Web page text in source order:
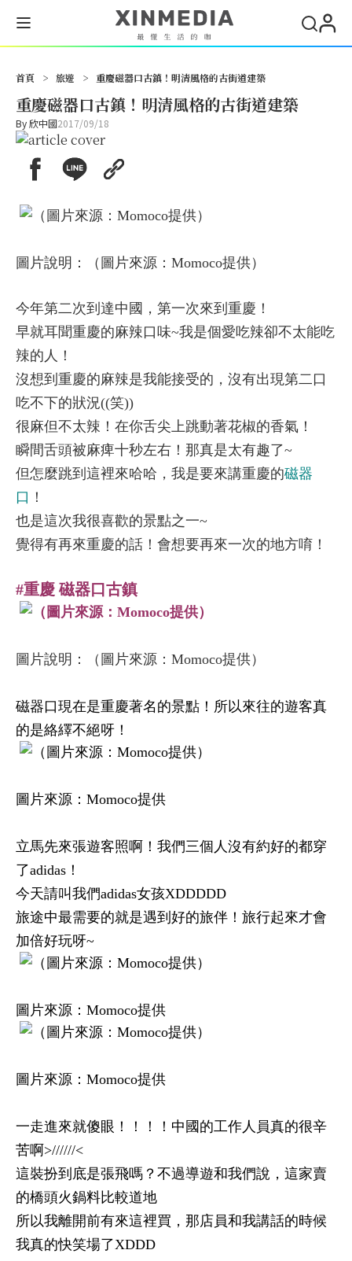
首頁 > 旅遊 > 重慶磁器口古鎮！明清風格的古街道建築
重慶磁器口古鎮！明清風格的古街道建築
By欣中國2017/09/18
圖片說明：（圖片來源：Momoco提供）
今年第二次到達中國，第一次來到重慶！
早就耳聞重慶的麻辣口味~我是個愛吃辣卻不太能吃
辣的人！
沒想到重慶的麻辣是我能接受的，沒有出現第二口
吃不下的狀況((笑))
很麻但不太辣！在你舌尖上跳動著花椒的香氣！
瞬間舌頭被麻痺十秒左右！那真是太有趣了~
但怎麼跳到這裡來哈哈，我是要來講重慶的磁器
口 ！
也是這次我很喜歡的景點之一~
覺得有再來重慶的話！會想要再來一次的地方唷！
#重慶 磁器口古鎮
圖片說明：（圖片來源：Momoco提供）
磁器口現在是重慶著名的景點！所以來往的遊客真
的是絡繹不絕呀！
圖片來源：Momoco提供
立馬先來張遊客照啊！我們三個人沒有約好的都穿
了adidas！
今天請叫我們adidas女孩XDDDDD
旅途中最需要的就是遇到好的旅伴！旅行起來才會
加倍好玩呀~
圖片來源：Momoco提供
圖片來源：Momoco提供
一走進來就傻眼！！！！中國的工作人員真的很辛
苦啊>//////<
這裝扮到底是張飛嗎？不過導遊和我們說，這家賣
的橋頭火鍋料比較道地
所以我離開前有來這裡買，那店員和我講話的時候
我真的快笑場了XDDD